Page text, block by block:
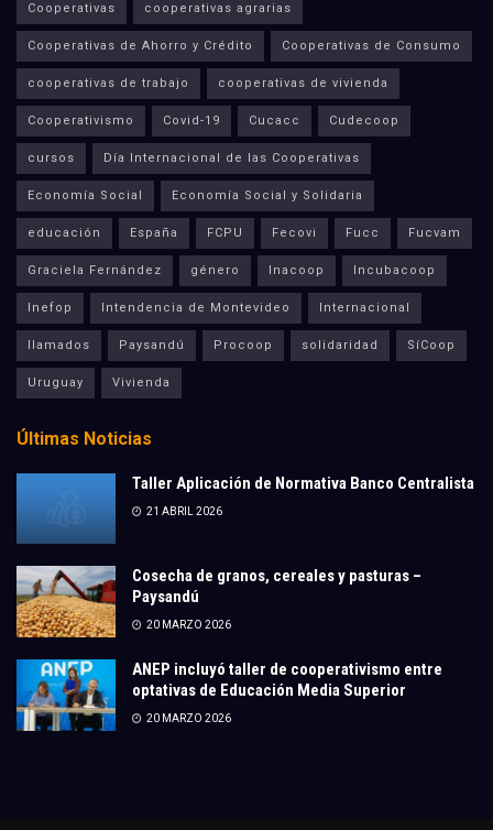
Cooperativas cooperativas agrarias
Cooperativas de Ahorro y Crédito Cooperativas de Consumo
cooperativas de trabajo cooperativas de vivienda
Cooperativismo Covid-19 Cucacc Cudecoop
cursos Día Internacional de las Cooperativas
Economía Social Economía Social y Solidaria
educación España FCPU Fecovi Fucc Fucvam
Graciela Fernández género Inacoop Incubacoop
Inefop Intendencia de Montevideo Internacional
llamados Paysandú Procoop solidaridad SíCoop
Uruguay Vivienda
Últimas Noticias
Taller Aplicación de Normativa Banco Centralista
21 ABRIL 2026
Cosecha de granos, cereales y pasturas –
Paysandú
20 MARZO 2026
ANEP incluyó taller de cooperativismo entre
optativas de Educación Media Superior
20 MARZO 2026